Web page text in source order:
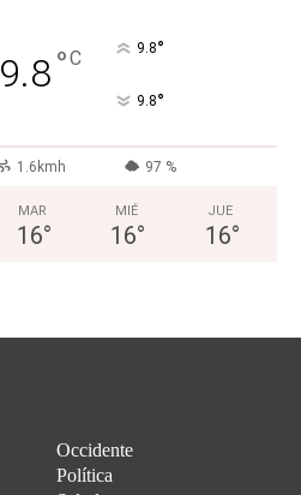
9.8°C 9.8°
9.8°
1.6kmh 97 %
MAR
16°
MIÉ
16°
JUE
16°
Occidente
Política